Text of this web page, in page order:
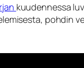
kuudennessa
pohdin